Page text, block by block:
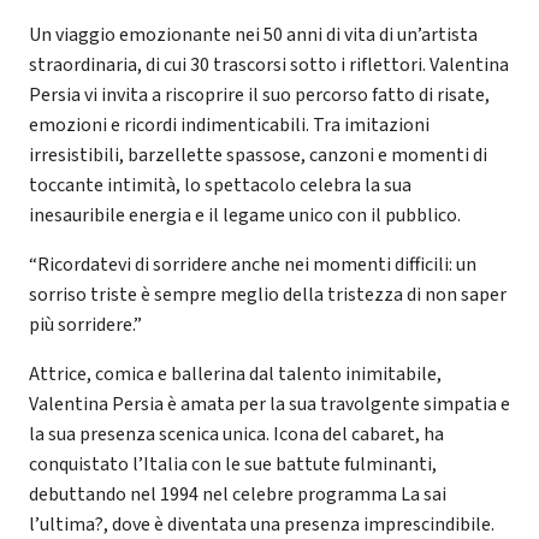
Un viaggio emozionante nei 50 anni di vita di un’artista
straordinaria, di cui 30 trascorsi sotto i riflettori. Valentina
Persia vi invita a riscoprire il suo percorso fatto di risate,
emozioni e ricordi indimenticabili. Tra imitazioni
irresistibili, barzellette spassose, canzoni e momenti di
toccante intimità, lo spettacolo celebra la sua
inesauribile energia e il legame unico con il pubblico.
“Ricordatevi di sorridere anche nei momenti difficili: un
sorriso triste è sempre meglio della tristezza di non saper
più sorridere.”
Attrice, comica e ballerina dal talento inimitabile,
Valentina Persia è amata per la sua travolgente simpatia e
la sua presenza scenica unica. Icona del cabaret, ha
conquistato l’Italia con le sue battute fulminanti,
debuttando nel 1994 nel celebre programma La sai
l’ultima?, dove è diventata una presenza imprescindibile.